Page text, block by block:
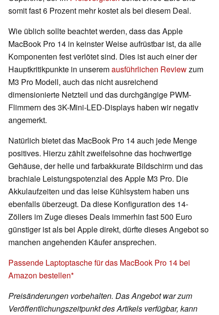
somit fast 6 Prozent mehr kostet als bei diesem Deal.
Wie üblich sollte beachtet werden, dass das Apple
MacBook Pro 14 in keinster Weise aufrüstbar ist, da alle
Komponenten fest verlötet sind. Dies ist auch einer der
Hauptkritikpunkte in unseremausführlichen Reviewzum
M3 Pro Modell, auch das nicht ausreichend
dimensionierte Netzteil und das durchgängige PWM-
Flimmern des 3K-Mini-LED-Displays haben wir negativ
angemerkt.
Natürlich bietet das MacBook Pro 14 auch jede Menge
positives. Hierzu zählt zweifelsohne das hochwertige
Gehäuse, der helle und farbakkurate Bildschirm und das
brachiale Leistungspotenzial des Apple M3 Pro. Die
Akkulaufzeiten und das leise Kühlsystem haben uns
ebenfalls überzeugt. Da diese Konfiguration des 14-
Zöllers im Zuge dieses Deals immerhin fast 500 Euro
günstiger ist als bei Apple direkt, dürfte dieses Angebot so
manchen angehenden Käufer ansprechen.
Passende Laptoptasche für das MacBook Pro 14 bei
Amazon bestellen
Preisänderungen vorbehalten. Das Angebot war zum
Veröffentlichungszeitpunkt des Artikels verfügbar, kann